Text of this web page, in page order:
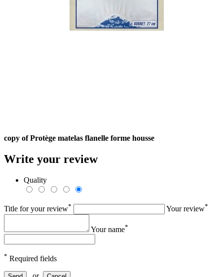
copy of Protège matelas flanelle forme housse
Write your review
Quality
Title for your review* Your review*
Your name*
* Required fields